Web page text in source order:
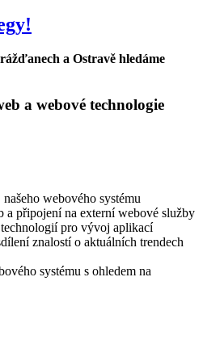
a Ostravě hledáme
a webové technologie
webového systému
připojení na externí webové služby
pro vývoj aplikací
znalostí o aktuálních trendech
systému s ohledem na